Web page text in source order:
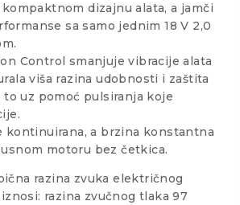
dizajnu alata, a jamči
sa samo jednim 18 V 2,0
Control smanjuje vibracije alata
viša razina udobnosti i zaštita
uz pomoć pulsiranja koje
kontinuirana, a brzina konstantna
motoru bez četkica.
razina zvuka električnog
razina zvučnog tlaka 97